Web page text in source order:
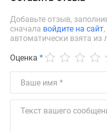
Дзен
места
Апартаменты
#траншевая
ипотека
#рассрочка
Добавьте отзыв,
сначала войдите на сайт
автоматически взята из
Оценка *